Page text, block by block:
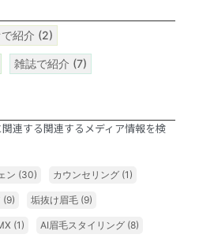
紹介 (2)
雑誌で紹介 (7)
連する関連するメディア情報を検
ン (30) カウンセリング (1)
(9) 垢抜け眉毛 (9)
(1) AI眉毛スタイリング (8)